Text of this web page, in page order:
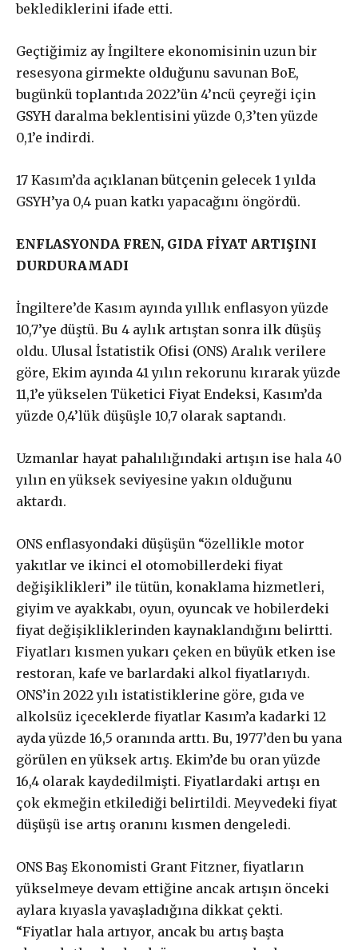
Gerçek ile
dayanışma aboneliği
Aboneliğiniz, otomatik olarak yenilenir.
seçebilirsiniz.
Abonelik süresi ne kadar?
Abone paketleri arasında fark var
mı?
£50
£100 / yıllık ABONE OL
£200 / yıllık ABONE OL
beklediklerini ifade etti.
Geçtiğimiz ay İngiltere ekonomisinin uzun bir
resesyona girmekte olduğunu savunan BoE,
bugünkü toplantıda 2022’ün 4’ncü çeyreği için
GSYH daralma beklentisini yüzde 0,3’ten yüzde
0,1’e indirdi.
17 Kasım’da açıklanan bütçenin gelecek 1 yılda
GSYH’ya 0,4 puan katkı yapacağını öngördü.
ENFLASYONDA FREN, GIDA FİYAT ARTIŞINI
DURDURAMADI
İngiltere’de Kasım ayında yıllık enflasyon yüzde
10,7’ye düştü. Bu 4 aylık artıştan sonra ilk düşüş
oldu. Ulusal İstatistik Ofisi (ONS) Aralık verilere
göre, Ekim ayında 41 yılın rekorunu kırarak yüzde
11,1’e yükselen Tüketici Fiyat Endeksi, Kasım’da
yüzde 0,4’lük düşüşle 10,7 olarak saptandı.
Uzmanlar hayat pahalılığındaki artışın ise hala 40
yılın en yüksek seviyesine yakın olduğunu
aktardı.
ONS enflasyondaki düşüşün “özellikle motor
yakıtlar ve ikinci el otomobillerdeki fiyat
değişiklikleri” ile tütün, konaklama hizmetleri,
giyim ve ayakkabı, oyun, oyuncak ve hobilerdeki
fiyat değişikliklerinden kaynaklandığını belirtti.
Fiyatları kısmen yukarı çeken en büyük etken ise
restoran, kafe ve barlardaki alkol fiyatlarıydı.
ONS’in 2022 yılı istatistiklerine göre, gıda ve
alkolsüz içeceklerde fiyatlar Kasım’a kadarki 12
ayda yüzde 16,5 oranında arttı. Bu, 1977’den bu yana
görülen en yüksek artış. Ekim’de bu oran yüzde
16,4 olarak kaydedilmişti. Fiyatlardaki artışı en
çok ekmeğin etkilediği belirtildi. Meyvedeki fiyat
düşüşü ise artış oranını kısmen dengeledi.
ONS Baş Ekonomisti Grant Fitzner, fiyatların
yükselmeye devam ettiğine ancak artışın önceki
aylara kıyasla yavaşladığına dikkat çekti.
“Fiyatlar hala artıyor, ancak bu artış başta